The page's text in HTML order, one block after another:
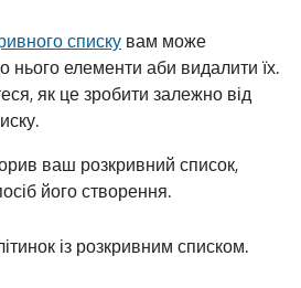
списку вам може
нього елементи аби видалити їх.
як це зробити залежно від
ваш розкривний список,
його створення.
із розкривним списком.